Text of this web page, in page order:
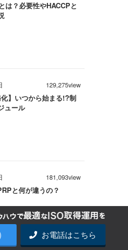
は？必要性やHACCPと
129,275view
】いつから始まる!?制
ュール
181,093view
と何が違うの？
お電話はこちら